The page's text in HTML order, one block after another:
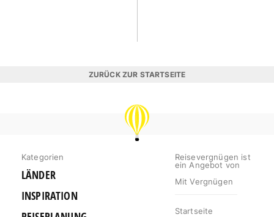
ZURÜCK ZUR STARTSEITE
REISEVERGNÜGEN
Kategorien
LÄNDER
INSPIRATION
Reisevergnügen ist
ein Angebot von
Mit Vergnügen
Startseite